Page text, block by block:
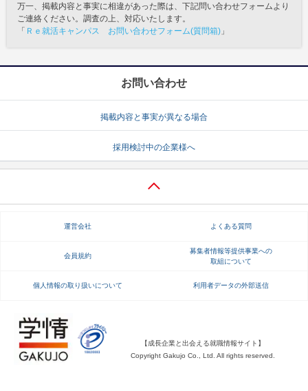
万一、掲載内容と事実に相違があった際は、下記問い合わせフォームより
ご連絡ください。調査の上、対応いたします。
「 Ｒｅ就活キャンパス お問い合わせフォーム(質問箱) 」
お問い合わせ
掲載内容と事実が異なる場合
採用検討中の企業様へ
運営会社 よくある質問
会員規約
募集者情報等提供事業への
取組について
個人情報の取り扱いについて 利用者データの外部送信
【成長企業と出会える就職情報サイト】
Copyright Gakujo Co., Ltd. All rights reserved.